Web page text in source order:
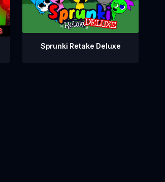
Sprunki Retake Deluxe